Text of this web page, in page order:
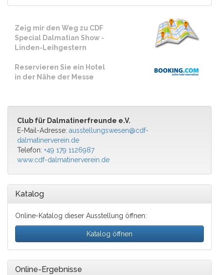
Zeig mir den Weg zu CDF
Special Dalmatian Show -
Linden-Leihgestern
Reservieren Sie ein Hotel
in der Nähe der Messe
Club für Dalmatinerfreunde e.V.
E-Mail-Adresse: ausstellungswesen@cdf-
dalmatinerverein.de
Telefon: +49 179 1126987
www.cdf-dalmatinerverein.de
Katalog
Online-Katalog dieser Ausstellung öffnen:
Katalog öffnen
Online-Ergebnisse